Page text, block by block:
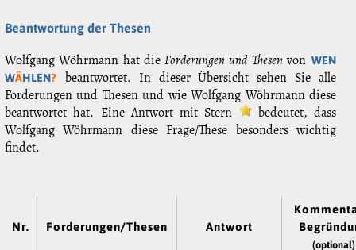
Beantwortung der Thesen
Wolfgang Wöhrmann hat die Forderungen und Thesenvon WEN
WÄHLEN?
beantwortet. In dieser Übersicht sehen Sie alle
Forderungen und Thesen und wie Wolfgang Wöhrmann diese
beantwortet hat. Eine Antwort mit Stern
bedeutet, dass
Wolfgang Wöhrmann diese Frage/These besonders wichtig
findet.
Nr. Forderungen/Thesen Antwort
(optional)